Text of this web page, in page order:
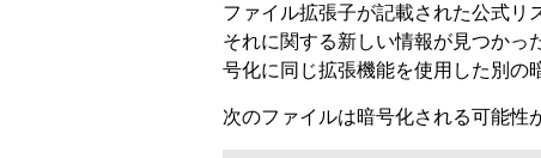
ファイル拡張子が記載された公式リ
それに関する新しい情報が見つかっ
号化に同じ拡張機能を使用した別の
次のファイルは暗号化される可能